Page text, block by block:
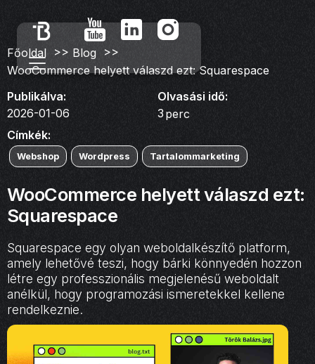
Főoldal >> Blog >>
WooCommerce helyett válaszd ezt: Squarespace
Publikálva:
2026-01-06
Olvasási idő:
3perc
Címkék:
Webshop Wordpress Tartalommarketing
WooCommerce helyett válaszd ezt:
Squarespace
Squarespace egy olyan weboldalkészítő platform,
amely lehetővé teszi, hogy bárki könnyedén hozzon
létre egy professzionális megjelenésű weboldalt
anélkül, hogy programozási ismeretekkel kellene
rendelkeznie.